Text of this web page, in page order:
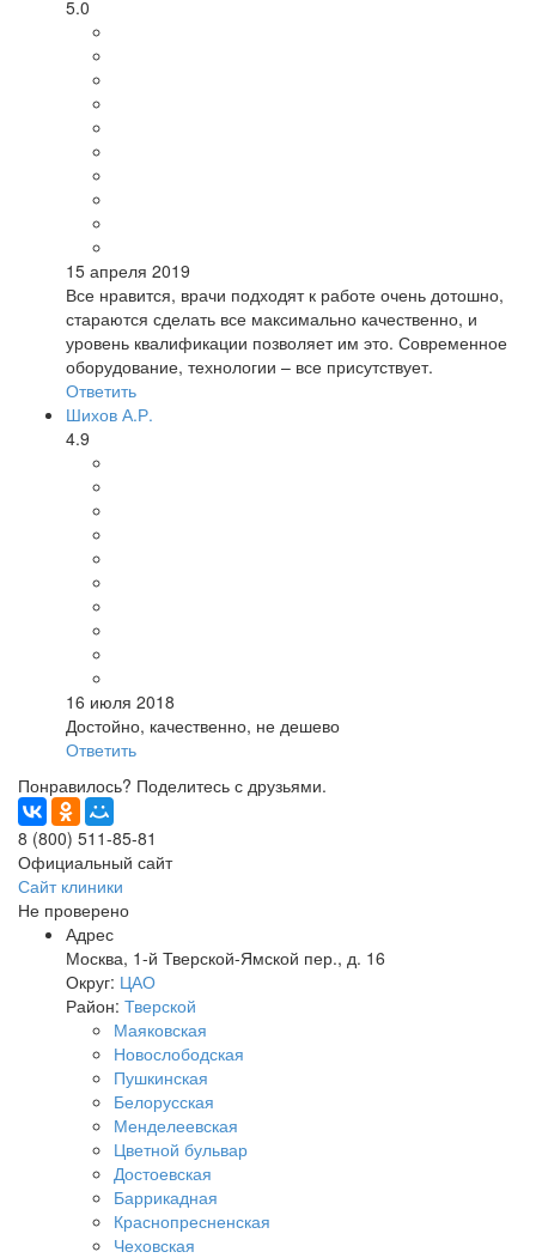
5.0
15 апреля 2019
Все нравится, врачи подходят к работе очень дотошно,
стараются сделать все максимально качественно, и
уровень квалификации позволяет им это. Современное
оборудование, технологии – все присутствует.
Ответить
Шихов А.Р.
4.9
16 июля 2018
Достойно, качественно, не дешево
Ответить
Понравилось? Поделитесь с друзьями.
8 (800) 511-85-81
Официальный сайт
Сайт клиники
Не проверено
Адрес
Москва, 1-й Тверской-Ямской пер., д. 16
Округ: ЦАО
Район: Тверской
Маяковская
Новослободская
Пушкинская
Белорусская
Менделеевская
Цветной бульвар
Достоевская
Баррикадная
Краснопресненская
Чеховская